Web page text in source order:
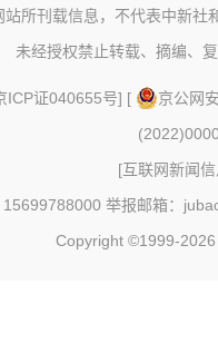
站所刊载信息，不代表中新社
未经授权禁止转载、摘编、
ICP证040655号] [
京公网
[互联网新闻
举报邮箱：
Copyright ©1999-